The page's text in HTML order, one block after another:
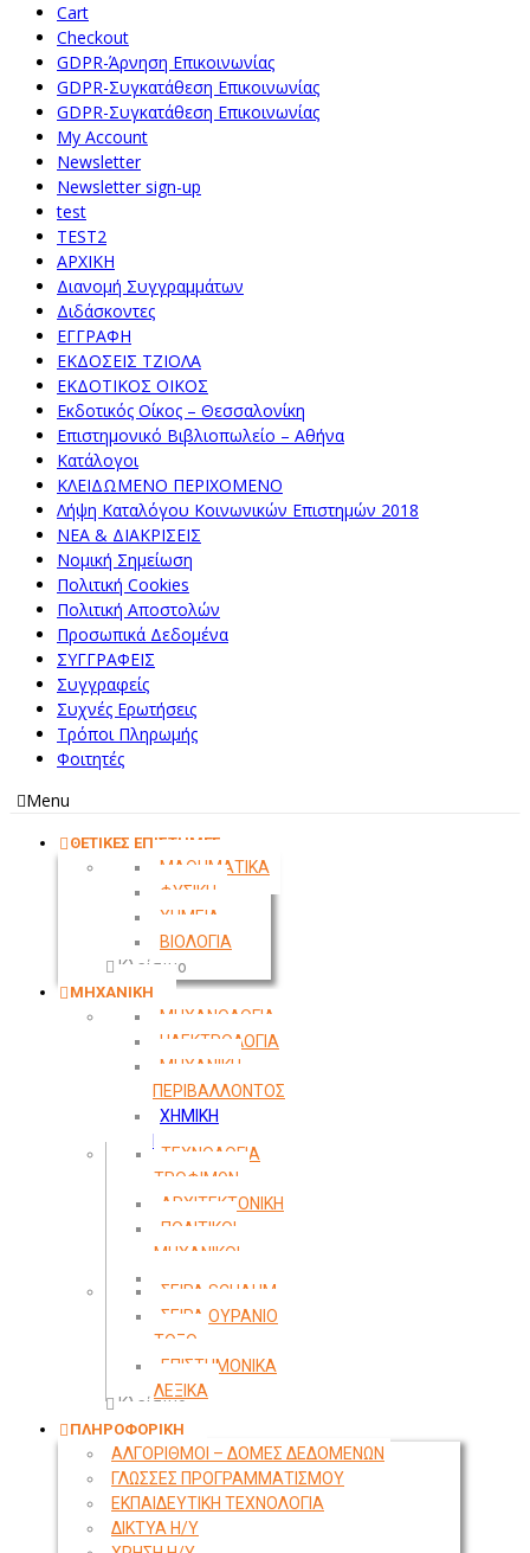
Cart
Checkout
GDPR-Άρνηση Επικοινωνίας
GDPR-Συγκατάθεση Επικοινωνίας
GDPR-Συγκατάθεση Επικοινωνίας
My Account
Newsletter
Newsletter sign-up
test
TEST2
ΑΡΧΙΚΗ
Διανομή Συγγραμμάτων
Διδάσκοντες
ΕΓΓΡΑΦΗ
ΕΚΔΟΣΕΙΣ ΤΖΙΟΛΑ
ΕΚΔΟΤΙΚΟΣ ΟΙΚΟΣ
Εκδοτικός Οίκος – Θεσσαλονίκη
Επιστημονικό Βιβλιοπωλείο – Αθήνα
Κατάλογοι
ΚΛΕΙΔΩΜΕΝΟ ΠΕΡΙΧΟΜΕΝΟ
Λήψη Καταλόγου Κοινωνικών Επιστημών 2018
ΝΕΑ & ΔΙΑΚΡΙΣΕΙΣ
Νομική Σημείωση
Πολιτική Cookies
Πολιτική Αποστολών
Προσωπικά Δεδομένα
ΣΥΓΓΡΑΦΕΙΣ
Συγγραφείς
Συχνές Ερωτήσεις
Τρόποι Πληρωμής
Φοιτητές
Menu
ΘΕΤΙΚΕΣ ΕΠΙΣΤΗΜΕΣ
ΜΑΘΗΜΑΤΙΚΑ
ΦΥΣΙΚΗ
ΧΗΜΕΙΑ
ΒΙΟΛΟΓΙΑ
Κλείσιμο
ΜΗΧΑΝΙΚΗ
ΜΗΧΑΝΟΛΟΓΙΑ
ΗΛΕΚΤΡΟΛΟΓΙΑ
ΜΗΧΑΝΙΚΗ
ΠΕΡΙΒΑΛΛΟΝΤΟΣ
ΧΗΜΙΚΗ
ΤΕΧΝΟΛΟΓΙΑ
ΤΡΟΦΙΜΩΝ
ΑΡΧΙΤΕΚΤΟΝΙΚΗ
ΠΟΛΙΤΙΚΟΙ
ΜΗΧΑΝΙΚΟΙ
ΣΕΙΡΑ SCHAUM
ΣΕΙΡΑ ΟΥΡΑΝΙΟ
ΤΟΞΟ
ΕΠΙΣΤΗΜΟΝΙΚΑ
ΛΕΞΙΚΑ
Κλείσιμο
ΠΛΗΡΟΦΟΡΙΚΗ
ΑΛΓΟΡΙΘΜΟΙ – ΔΟΜΕΣ ΔΕΔΟΜΕΝΩΝ
ΓΛΩΣΣΕΣ ΠΡΟΓΡΑΜΜΑΤΙΣΜΟΥ
ΕΚΠΑΙΔΕΥΤΙΚΗ ΤΕΧΝΟΛΟΓΙΑ
ΔΙΚΤΥΑ Η/Υ